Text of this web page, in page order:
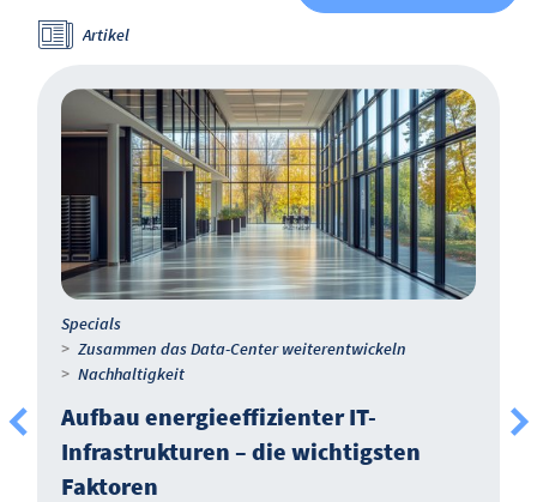
Artikel
Specials
Zusammen das Data-Center weiterentwickeln
Nachhaltigkeit
Aufbau energieeffizienter IT-
Infrastrukturen – die wichtigsten
Faktoren